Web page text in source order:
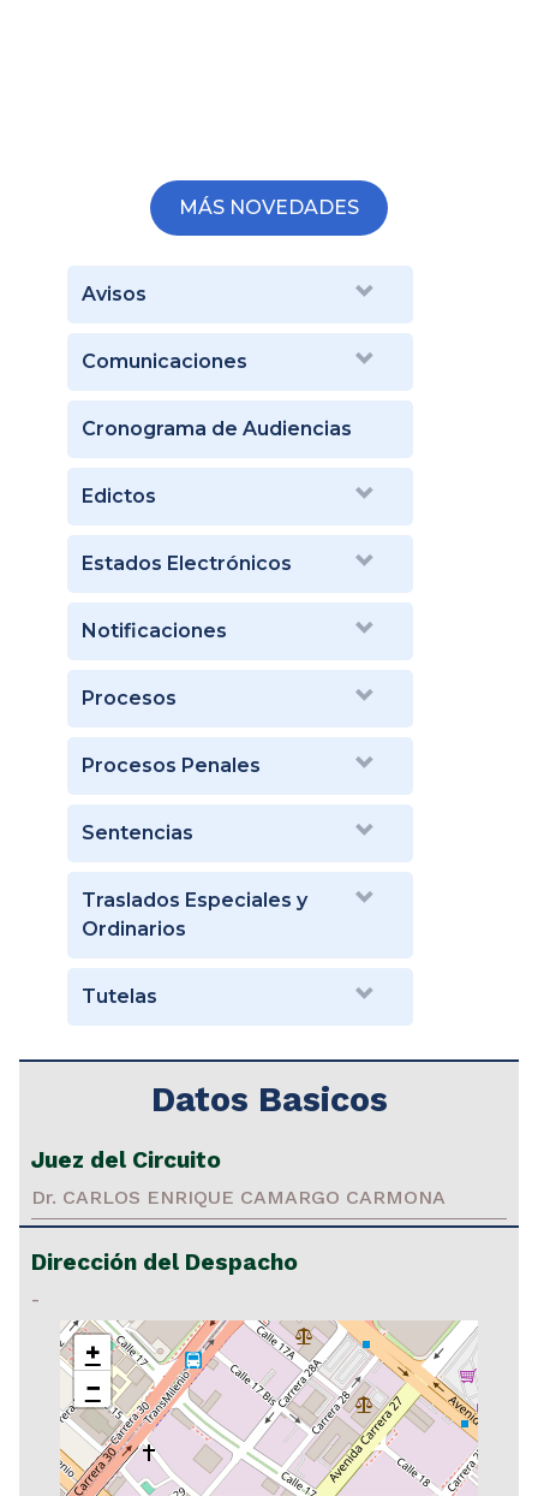
MÁS NOVEDADES
Avisos
Comunicaciones
Cronograma de Audiencias
Edictos
Estados Electrónicos
Notificaciones
Procesos
Procesos Penales
Sentencias
Traslados Especiales y
Ordinarios
Tutelas
Datos Basicos
Juez del Circuito
Dr. CARLOS ENRIQUE CAMARGO CARMONA
Dirección del Despacho
-
+
−